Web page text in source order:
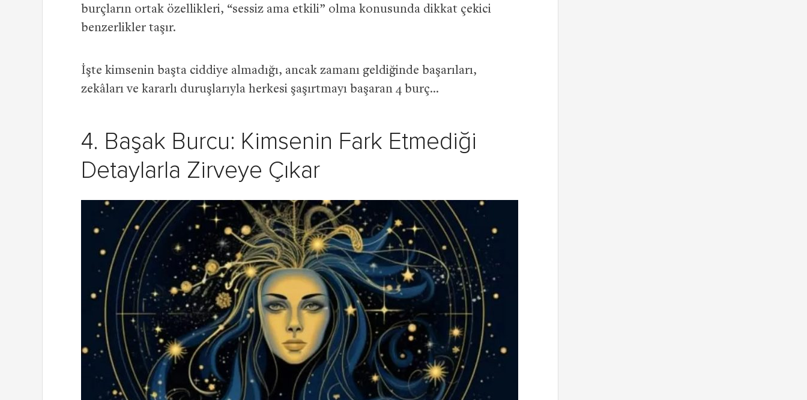
burçların ortak özellikleri, “sessiz ama etkili” olma konusunda dikkat çekici
benzerlikler taşır.
İşte kimsenin başta ciddiye almadığı, ancak zamanı geldiğinde başarıları,
zekâları ve kararlı duruşlarıyla herkesi şaşırtmayı başaran 4 burç…
4. Başak Burcu: Kimsenin Fark Etmediği
Detaylarla Zirveye Çıkar